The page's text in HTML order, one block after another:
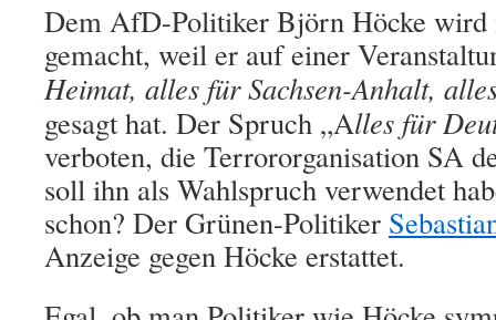
Dem AfD-Politiker Björn Höcke wird
gemacht, weil er auf einer
Heimat, alles für Sachsen-Anhalt,
gesagt hat. Der Spruch „Alles für
verboten, die Terrororganisation SA
soll ihn als Wahlspruch verwendet
schon? Der Grünen-Politiker
Anzeige gegen Höcke erstattet.